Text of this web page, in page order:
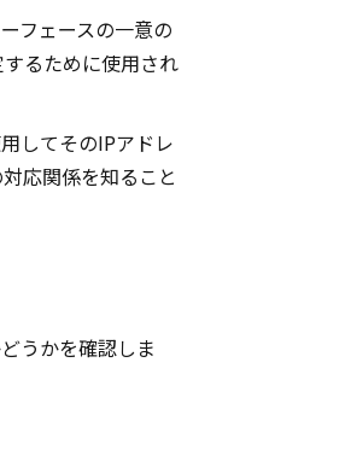
フェースの一意の
するために使用され
してそのIPアドレ
応関係を知ること
うかを確認しま